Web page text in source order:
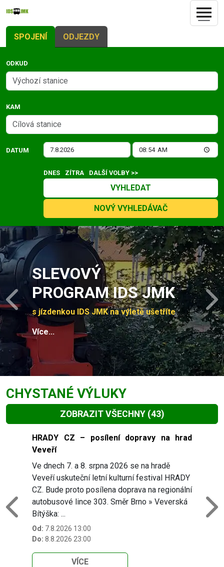
SPOJENÍ ODJEZDY
ODKUD
KAM
DATUM
DNES ZÍTRA DALŠÍ VOLBY >>
VYHLEDAT
NOVÝ VYHLEDÁVAČ
Slide 1 of 4
SLEVOVÝ
PROGRAM IDS JMK
s jízdenkou IDS JMK na výletě ušetříte
Více...
Previous
CHYSTANÉ VÝLUKY
ZOBRAZIT VŠECHNY (43)
Slide 1 of 43
HRADY CZ – posílení dopravy na hrad
Veveří
Ve dnech 7. a 8. srpna 2026 se na hradě
Veveří uskuteční letní kulturní festival HRADY
CZ. Bude proto posílena doprava na regionální
autobusové lince 303. Směr Brno » Veverská
Bítýška: ...
Od: 7.8.2026 13:00
Do: 8.8.2026 23:00
VÍCE
Previous